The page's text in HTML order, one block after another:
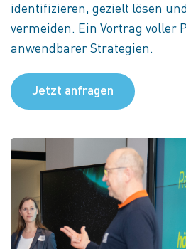
identifizieren, gezielt lösen
vermeiden. Ein Vortrag voller
anwendbarer Strategien.
Jetzt anfragen